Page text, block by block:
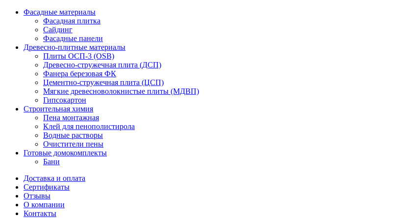
Фасадные материалы
Фасадная плитка
Сайдинг
Фасадные панели
Древесно-плитные материалы
Плиты ОСП-3 (OSB)
Древесно-стружечная плита (ДСП)
Фанера березовая ФК
Цементно-стружечная плита (ЦСП)
Мягкие древесноволокнистые плиты (МДВП)
Гипсокартон
Строительная химия
Пена монтажная
Клей для пенополистирола
Водные растворы
Очистители пены
Готовые домокомплекты
Бани
Доставка и оплата
Сертификаты
Отзывы
О компании
Контакты